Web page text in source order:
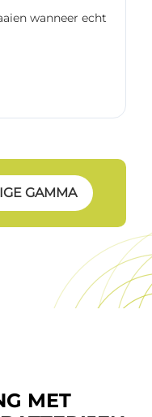
wanneer echt
GAMMA
MET